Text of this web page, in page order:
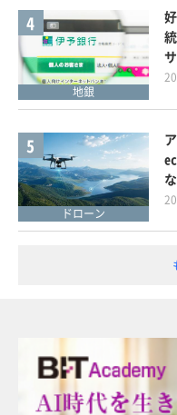
4
地銀
5
ドローン